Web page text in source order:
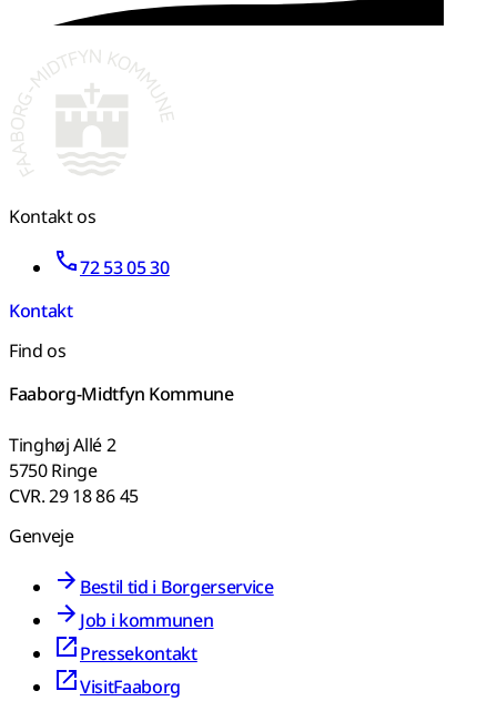
Kontakt os
72 53 05 30
Kontakt
Find os
Faaborg-Midtfyn Kommune
Tinghøj Allé 2
5750 Ringe
CVR. 29 18 86 45
Genveje
Bestil tid i Borgerservice
Job i kommunen
Pressekontakt
VisitFaaborg